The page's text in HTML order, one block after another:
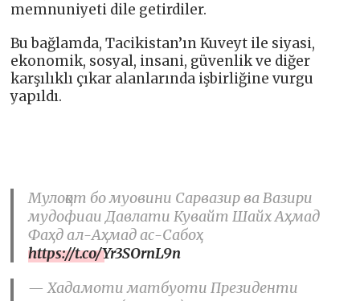
memnuniyeti dile getirdiler.
Bu bağlamda, Tacikistan’ın Kuveyt ile siyasi,
ekonomik, sosyal, insani, güvenlik ve diğer
karşılıklı çıkar alanlarında işbirliğine vurgu
yapıldı.
Мулоқот бо муовини Сарвазир ва Вазири
мудофиаи Давлати Кувайт Шайх Аҳмад
Фаҳд ал-Аҳмад ас-Сабоҳ
https://t.co/Yr3SOrnL9n
— Хадамоти матбуоти Президенти